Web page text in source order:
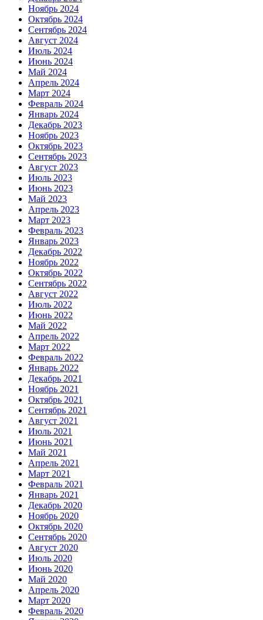
Ноябрь 2024
Октябрь 2024
Сентябрь 2024
Август 2024
Июль 2024
Июнь 2024
Май 2024
Апрель 2024
Март 2024
Февраль 2024
Январь 2024
Декабрь 2023
Ноябрь 2023
Октябрь 2023
Сентябрь 2023
Август 2023
Июль 2023
Июнь 2023
Май 2023
Апрель 2023
Март 2023
Февраль 2023
Январь 2023
Декабрь 2022
Ноябрь 2022
Октябрь 2022
Сентябрь 2022
Август 2022
Июль 2022
Июнь 2022
Май 2022
Апрель 2022
Март 2022
Февраль 2022
Январь 2022
Декабрь 2021
Ноябрь 2021
Октябрь 2021
Сентябрь 2021
Август 2021
Июль 2021
Июнь 2021
Май 2021
Апрель 2021
Март 2021
Февраль 2021
Январь 2021
Декабрь 2020
Ноябрь 2020
Октябрь 2020
Сентябрь 2020
Август 2020
Июль 2020
Июнь 2020
Май 2020
Апрель 2020
Март 2020
Февраль 2020